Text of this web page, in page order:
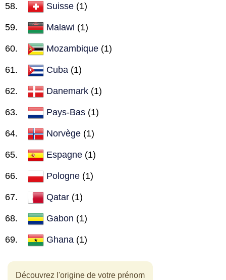
Suisse (1)
Malawi (1)
Mozambique (1)
Cuba (1)
Danemark (1)
Pays-Bas (1)
Norvège (1)
Espagne (1)
Pologne (1)
Qatar (1)
Gabon (1)
Ghana (1)
Découvrez l'origine de votre prénom